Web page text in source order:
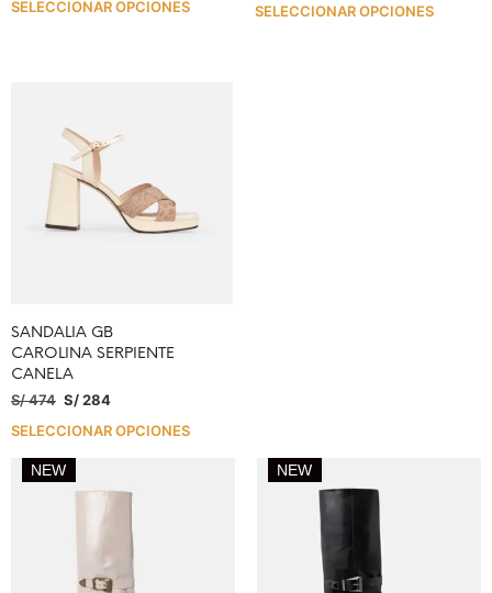
SELECCIONAR OPCIONES SELECCIONAR OPCIONES
SANDALIA GB
CAROLINA SERPIENTE
CANELA
S/474 S/284
SELECCIONAR OPCIONES
NEW NEW